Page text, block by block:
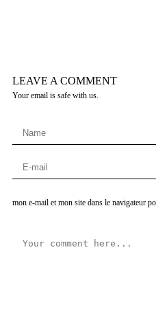
LEAVE A COMMENT
Your email is safe with us.
mon e-mail et mon site dans le navigateur